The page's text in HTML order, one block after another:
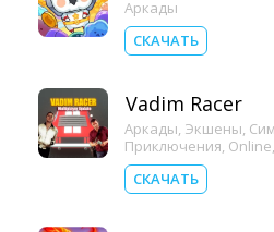
Аркады
СКАЧАТЬ
Vadim Racer
Аркады, Экшены,
Приключения, Online,
СКАЧАТЬ